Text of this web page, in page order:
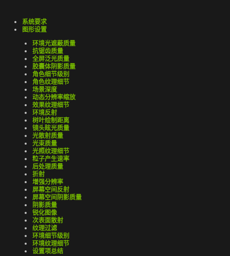
系统要求
图形设置
环境光遮蔽质量
抗锯齿质量
全屏泛光质量
胶囊体阴影质量
角色细节级别
角色纹理细节
场景深度
动态分辨率缩放
效果纹理细节
环境反射
树叶绘制距离
镜头眩光质量
光散射质量
光束质量
光照纹理细节
粒子产生速率
后处理质量
折射
增强分辨率
屏幕空间反射
屏幕空间阴影质量
阴影质量
锐化图像
次表面散射
纹理过滤
环境细节级别
环境纹理细节
设置项总结